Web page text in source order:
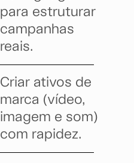
para estruturar
campanhas
reais.
Criar ativos de
marca (vídeo,
imagem e som)
com rapidez.